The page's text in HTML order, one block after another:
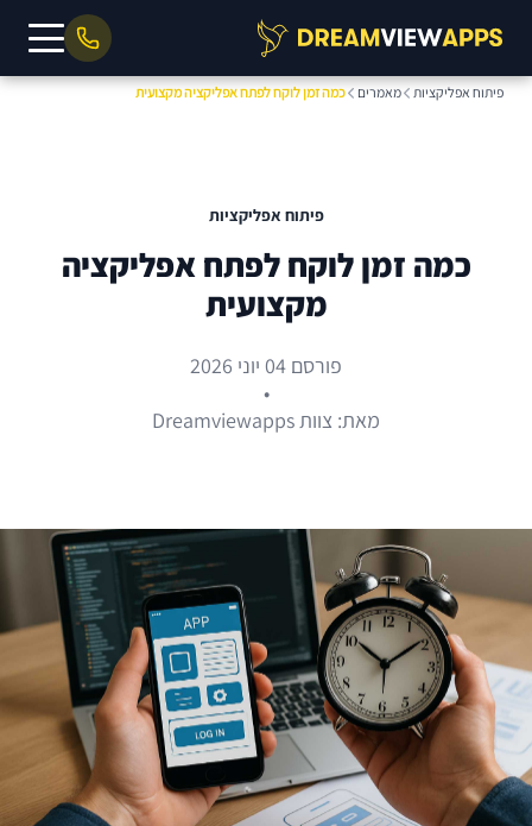
פיתוח אפליקציות מאמרים כמה זמן לוקח לפתח אפליקציה מקצועית
פיתוח אפליקציות
כמה זמן לוקח לפתח אפליקציה
מקצועית
פורסם 04 יוני 2026
•
מאת: צוות Dreamviewapps